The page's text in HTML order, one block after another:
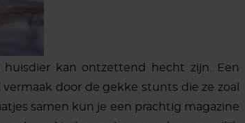
kan ontzettend hecht zijn. Een
door de gekke stunts die ze zoal
samen kun je een prachtig magazine